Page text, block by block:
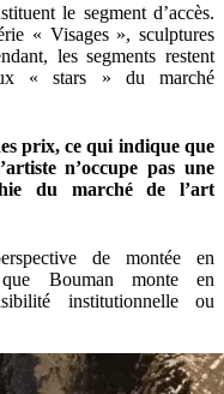
le segment d’accès.
« Visages », sculptures
les segments restent
« stars » du marché
prix, ce qui indique que
n’occupe pas une
du marché de l’art
de montée en
Bouman monte en
institutionnelle ou